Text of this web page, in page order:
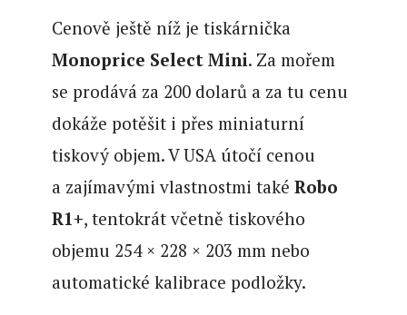
Cenově ještě níž je tiskárnička
Monoprice Select Mini. Za mořem
se prodává za 200 dolarů a za tu cenu
dokáže potěšit i přes miniaturní
tiskový objem. V USA útočí cenou
a zajímavými vlastnostmi také Robo
R1+, tentokrát včetně tiskového
objemu 254 × 228 × 203 mm nebo
automatické kalibrace podložky.